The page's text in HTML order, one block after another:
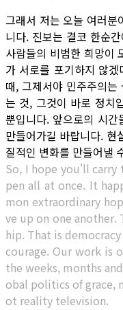
그래서 저는 오늘 여러
니다. 진보는 결코 한순
사람들의 비범한 희망이
가 서로를 포기하지 않
때, 그제서야 민주주의는
는 것, 그것이 바로 정치
뿐입니다. 앞으로의 시
만들어가길 바랍니다. 현
질적인 변화를 만들어낼
So, I hope you'll carry
pen all at once. It
mon extraordinary
ve up on one
hip. That is
courage. Our work is
the weeks, months
obal politics of grace,
ot reality television.